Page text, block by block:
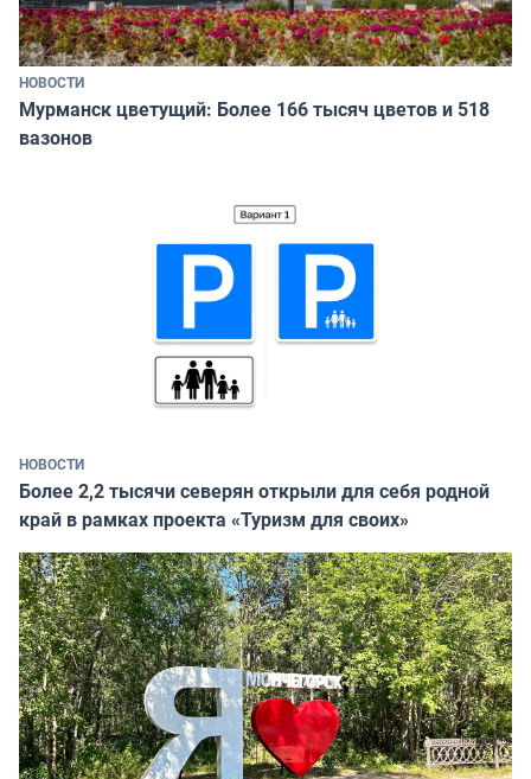
НОВОСТИ
Мурманск цветущий: Более 166 тысяч цветов и 518
вазонов
НОВОСТИ
Более 2,2 тысячи северян открыли для себя родной
край в рамках проекта «Туризм для своих»